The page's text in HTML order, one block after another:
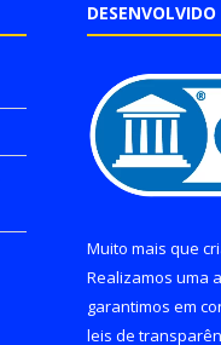
Muito mais que
Realizamos uma
garantimos em
leis de